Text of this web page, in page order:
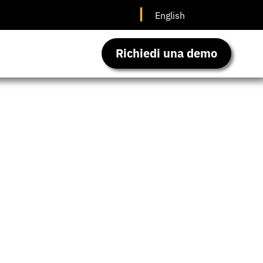
English
Richiedi una demo